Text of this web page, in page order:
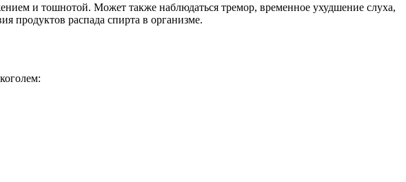
и тошнотой. Может также наблюдаться тремор, временное ухудшение слуха,
продуктов распада спирта в организме.